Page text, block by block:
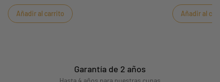
permite personalizarlo con el nombre de tu hijo
bordado. La cremallera se abre rápida y fácilmente.
Añadir al carrito
permite
bordado. La
Añadir al
Garantía de 2 años
Hasta 4 años para nuestras cunas